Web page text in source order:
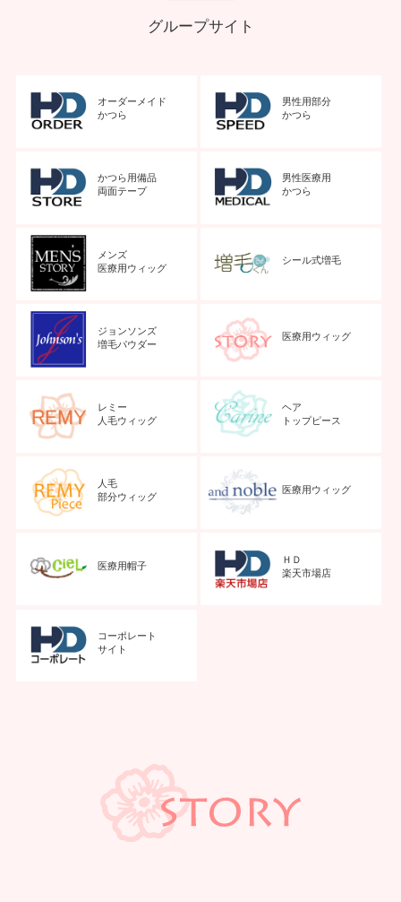
グループサイト
オーダーメイド
かつら
男性用部分
かつら
かつら用備品
両面テープ
男性医療用
かつら
メンズ
医療用ウィッグ
シール式増毛
ジョンソンズ
増毛パウダー
医療用ウィッグ
レミー
人毛ウィッグ
ヘア
トップピース
人毛
部分ウィッグ
医療用ウィッグ
医療用帽子
ＨＤ
楽天市場店
コーポレート
サイト